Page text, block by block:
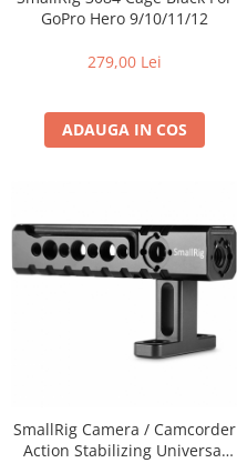
Vizor
Accesorii diverse
GoPro Hero 9/10/11/12
279,00 Lei
ADAUGA IN COS
SmallRig Camera / Camcorder
Action Stabilizing Universal